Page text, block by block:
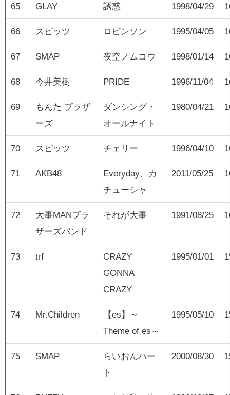
65 GLAY 誘惑 1998/04/29
66 スピッツ ロビンソン 1995/04/05
67 SMAP 夜空ノムコウ 1998/01/14
68 今井美樹 PRIDE 1996/11/04
69
もんた ブラザ
ーズ
ダンシング・
オールナイト
1980/04/21
70 スピッツ チェリー 1996/04/10
71 AKB48
Everyday、カ
チューシャ
2011/05/25
72
大事MANブラ
ザーズバンド
それが大事 1991/08/25
73 trf
CRAZY
GONNA
CRAZY
1995/01/01
74 Mr.Children
【es】～
Theme of es～
1995/05/10
75 SMAP
らいおんハー
ト
2000/08/30